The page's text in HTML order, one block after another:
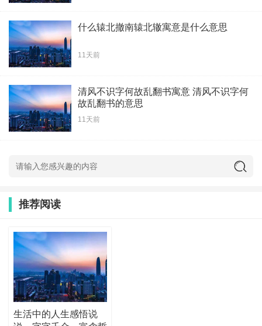
什么辕北撤南辕北辙寓意是什么意思
11天前
清风不识字何故乱翻书寓意 清风不识字何
故乱翻书的意思
11天前
推荐阅读
生活中的人生感悟说